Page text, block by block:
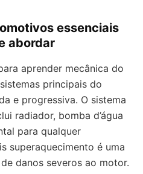
essenciais
abordar
aprender mecânica do
principais do
e progressiva. O sistema
radiador, bomba d’água
para qualquer
superaquecimento é uma
danos severos ao motor.